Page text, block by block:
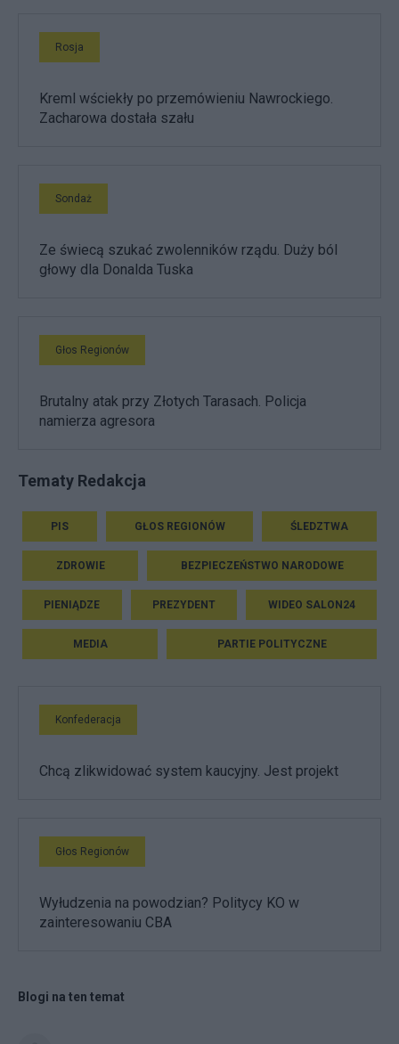
Rosja
Kreml wściekły po przemówieniu Nawrockiego.
Zacharowa dostała szału
Sondaż
Ze świecą szukać zwolenników rządu. Duży ból
głowy dla Donalda Tuska
Głos Regionów
Brutalny atak przy Złotych Tarasach. Policja
namierza agresora
Tematy Redakcja
PIS GŁOS REGIONÓW ŚLEDZTWA
ZDROWIE BEZPIECZEŃSTWO NARODOWE
PIENIĄDZE PREZYDENT WIDEO SALON24
MEDIA PARTIE POLITYCZNE
Konfederacja
Chcą zlikwidować system kaucyjny. Jest projekt
Głos Regionów
Wyłudzenia na powodzian? Politycy KO w
zainteresowaniu CBA
Blogi na ten temat